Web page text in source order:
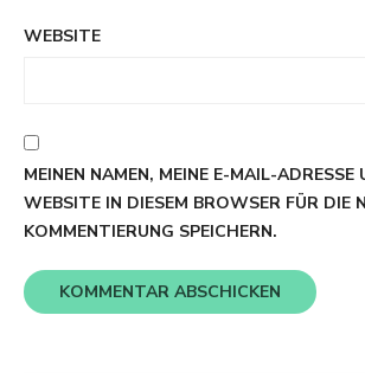
WEBSITE
MEINEN NAMEN, MEINE E-MAIL-ADRESSE
WEBSITE IN DIESEM BROWSER FÜR DIE
KOMMENTIERUNG SPEICHERN.